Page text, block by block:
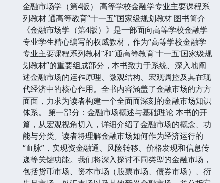
金融市场学（第4版） 高等学校金融学专业主要课程系
列教材 通高等教育“十一五”国家级规划教材 图书简介
《金融市场学（第4版）》是一部面向高等学校金融学
专业学生精心编写的权威教材，作为“高等学校金融学
专业主要课程系列教材”和“通高等教育‘十一五’国家级规
划教材”的重要组成部分，本书致力于系统、深入地阐
述金融市场的运作原理、微观结构、宏观调控及其在现
代经济中的核心作用。全书内容涵盖了金融市场的方方
面面，力求为读者构建一个全面而深刻的金融市场知识
体系。 第一部分：金融市场概述与基础理论 本书的开
篇，从宏观视角切入，详细介绍了金融市场的概念、功
能与分类。读者将理解金融市场如何作为经济运行的
“血脉”，实现资金融通、风险转移、价格发现和信息传
递等关键功能。我们将深入探讨不同类型的金融市场，
包括货币市场、资本市场（股票市场、债券市场）、衍